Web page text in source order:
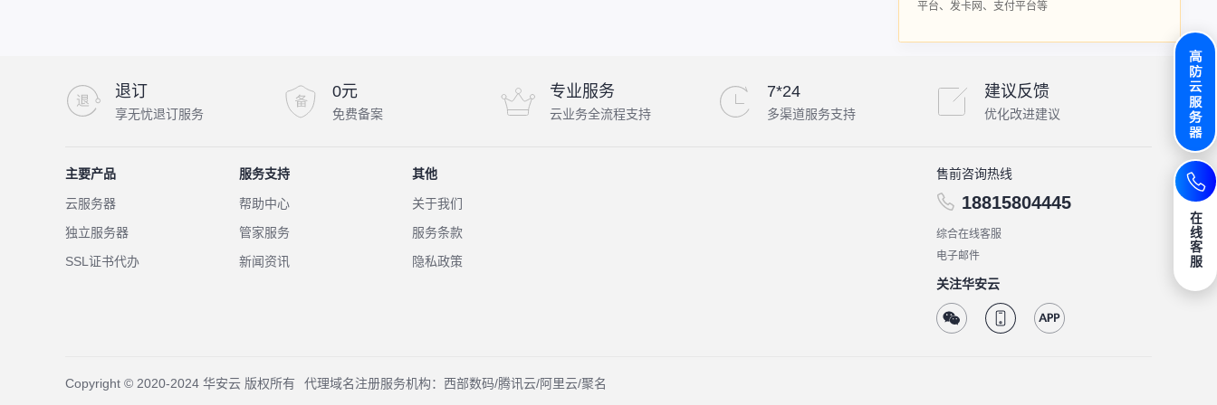
平台、发卡网、支付平台等
退订
享无忧退订服务
0元
免费备案
专业服务
云业务全流程支持
7*24
多渠道服务支持
建议反馈
优化改进建议
主要产品
云服务器
独立服务器
SSL证书代办
服务支持
帮助中心
管家服务
新闻资讯
其他
关于我们
服务条款
隐私政策
售前咨询热线
18815804445
综合在线客服
电子邮件
关注华安云
Copyright © 2020-2024 华安云 版权所有 代理域名注册服务机构：西部数码/腾讯云/阿里云/聚名
在
线
客
服